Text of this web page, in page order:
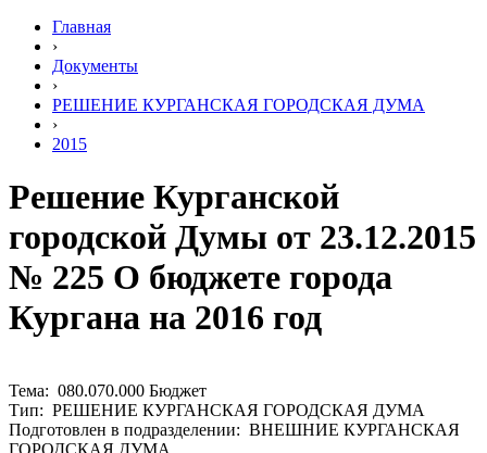
Главная
›
Документы
›
РЕШЕНИЕ КУРГАНСКАЯ ГОРОДСКАЯ ДУМА
›
2015
Решение Курганской
городской Думы от 23.12.2015
№ 225 О бюджете города
Кургана на 2016 год
Тема: 080.070.000 Бюджет
Тип: РЕШЕНИЕ КУРГАНСКАЯ ГОРОДСКАЯ ДУМА
Подготовлен в подразделении: ВНЕШНИЕ КУРГАНСКАЯ
ГОРОДСКАЯ ДУМА